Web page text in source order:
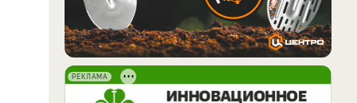
РЕКЛАМА